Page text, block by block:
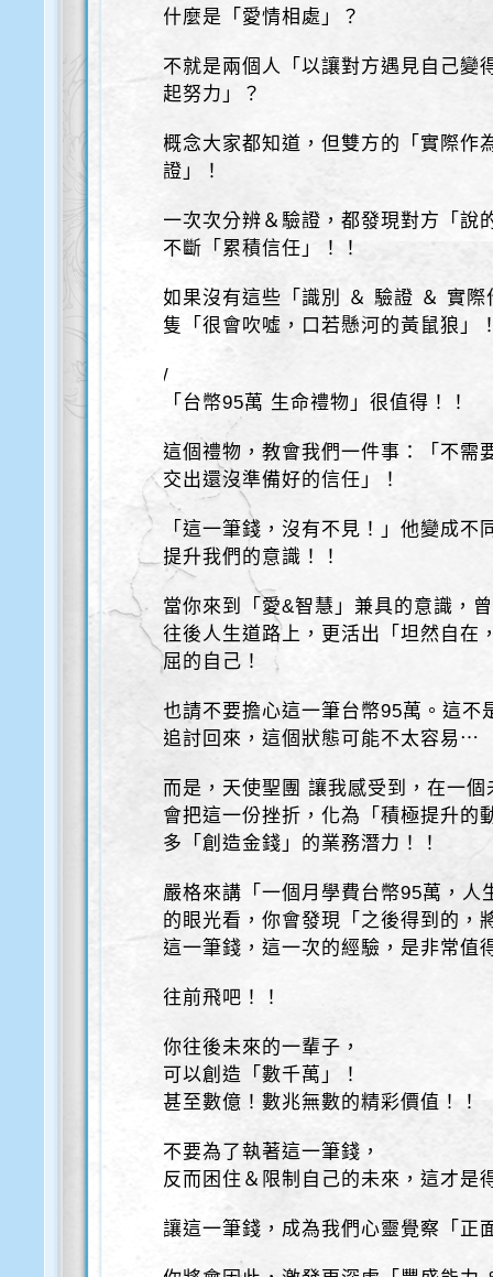
什麼是「愛情相處」？
不就是兩個人「以讓對方遇見自己變
起努力」？
概念大家都知道，但雙方的「實際作
證」！
一次次分辨＆驗證，都發現對方「說
不斷「累積信任」！！
如果沒有這些「識別 ＆ 驗證 ＆ 實
隻「很會吹噓，口若懸河的黃鼠狼」
/
「台幣95萬 生命禮物」很值得！！
這個禮物，教會我們一件事：「不需
交出還沒準備好的信任」！
「這一筆錢，沒有不見！」他變成
提升我們的意識！！
當你來到「愛&智慧」兼具的意識，
往後人生道路上，更活出「坦然自在
屈的自己！
也請不要擔心這一筆台幣95萬。這不
追討回來，這個狀態可能不太容易⋯
而是，天使聖團 讓我感受到，在一
會把這一份挫折，化為「積極提升的
多「創造金錢」的業務潛力！！
嚴格來講「一個月學費台幣95萬，人
的眼光看，你會發現「之後得到的，
這一筆錢，這一次的經驗，是非常值
往前飛吧！！
你往後未來的一輩子，
可以創造「數千萬」！
甚至數億！數兆無數的精彩價值！！
不要為了執著這一筆錢，
反而困住＆限制自己的未來，這才是
讓這一筆錢，成為我們心靈覺察「正